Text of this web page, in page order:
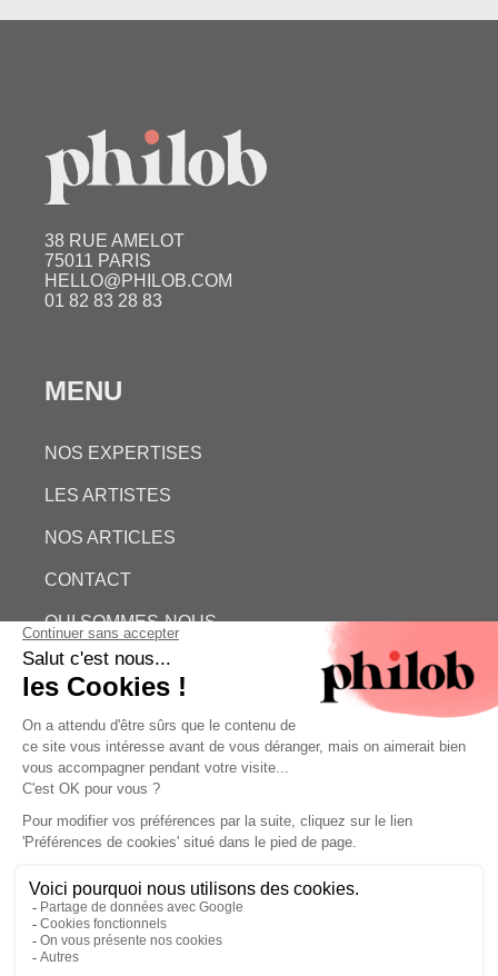
38 RUE AMELOT
75011 PARIS
HELLO@PHILOB.COM
01 82 83 28 83
MENU
NOS EXPERTISES
LES ARTISTES
NOS ARTICLES
CONTACT
QUI SOMMES-NOUS
ESTIMATION GRATUITE
PHILOB
MENTIONS LÉGALES